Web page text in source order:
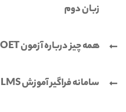
زبان دوم
همه چیز درباره آزمون OET
سامانه فراگیر آموزش LMS چیست؟